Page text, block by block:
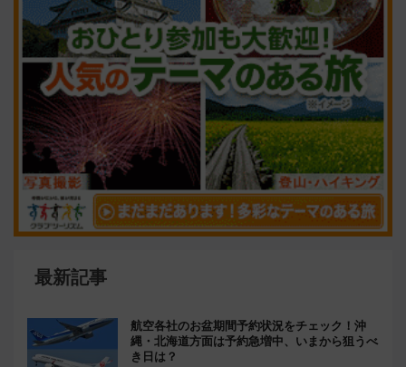
最新記事
航空各社のお盆期間予約状況をチェック！沖
縄・北海道方面は予約急増中、いまから狙うべ
き日は？